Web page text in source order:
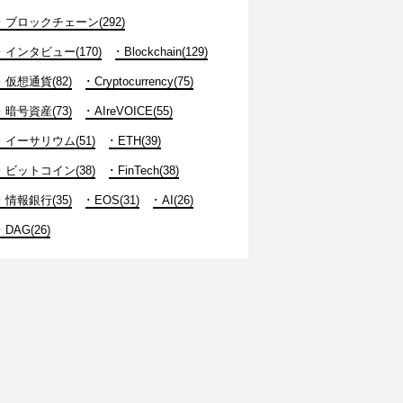
ブロックチェーン(292)
インタビュー(170) Blockchain(129)
仮想通貨(82) Cryptocurrency(75)
暗号資産(73) AIreVOICE(55)
イーサリウム(51) ETH(39)
ビットコイン(38) FinTech(38)
情報銀行(35) EOS(31) AI(26)
DAG(26)